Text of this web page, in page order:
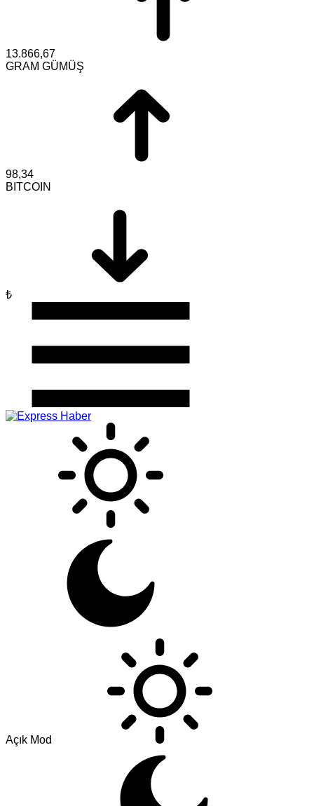
13.866,67
GRAM GÜMÜŞ
98,34
BITCOIN
₺
Açık Mod